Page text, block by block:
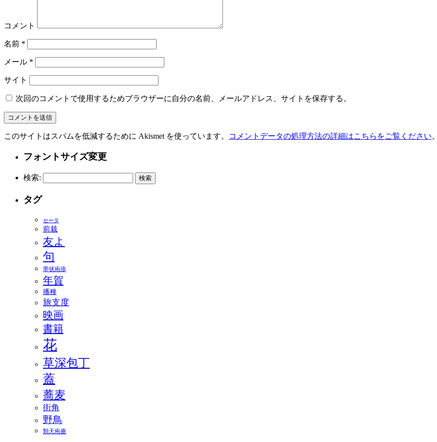
コメント
名前 *
メール *
サイト
次回のコメントで使用するためブラウザーに自分の名前、メールアドレス、サイトを保存する。
このサイトはスパムを低減するために Akismet を使っています。 コメントデータの処理方法の詳細はこちらをご覧ください。
フォントサイズ変更
検索:
タグ
セータ
前栽
友よ
句
帯状疱疹
年賀
播種
旅支度
映画
書籍
花
草深包丁
蓋
蕎麦
街角
野鳥
類天疱瘡